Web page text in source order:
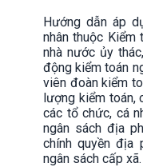
Hướng dẫn áp
nhân thuộc
nhà nước ủy
động kiểm toán
viên đoàn kiểm
lượng kiểm toán,
các tổ chức, cá
ngân sách địa
chính quyền địa
ngân sách cấp xã.